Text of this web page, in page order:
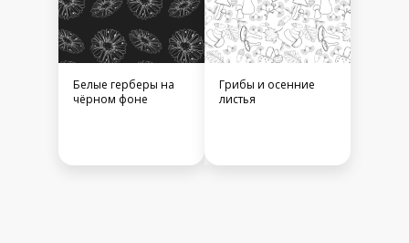
Белые герберы на
чёрном фоне
Грибы и осенние
листья